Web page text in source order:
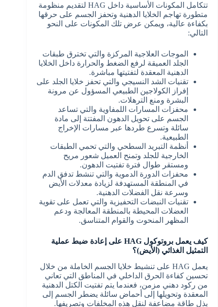
تتكامل المكونات الأساسية داخل HAG لتقديم منظومة
متطورة تهاجم الخلايا الدهنية وتحفز الجسم على حرقها
بكفاءة عالية، ويمكن عرض تلك المكونات على النحو
التالي:
الموجات العلاجية المركزة والتي تخترق طبقات
الجلد العميقة لرفع الضغط والحرارة داخل الخلايا
الدهنية المعقدة لتفتيتها مباشرة.
تقنيات الشد النسيجي والتي تحفز خلايا الجلد على
إفراز الكولاجين الطبيعي المسؤول عن مرونة
البشرة ومنع الترهلات.
محفزات المسارات اللمفاوية والتي تساعد
الجسم على تحويل الدهون المفتتة إلى مادة
سائلة وتسرع طردها عبر مسارات الإخراج
الطبيعية.
أنظمة التبريد السطحي والتي تحمي الطبقات
الخارجية للجلد وتمنح العميل شعور مريح
ومستقر طوال فترة تفتيت الدهون.
محفزات الدورة الدموية والتي تنشط تدفق الدم
في المنطقة المستهدفة لزيادة معدلات الأيض
وسرعة نقل الفضلات الدهنية.
تقنيات النبضات التحفيزية والتي تعمل على تقوية
العضلات المحيطة بالمنطقة المعالجة ودعم
المظهر المنحوت والقوام المتناسق.
كيف يعمل بروتوكول HAG على إعادة ضبط عملية
التمثيل الغذائي (الأيض)؟
يعمل HAG على تنشيط خلايا الجسم الخاملة من خلال
تحسين كفاءة الحرق الداخلي في المناطق التي تعاني
من ركود دهني مزمن، فعندما يتم تفتيت الكتل الدهنية
المعقدة وتحويلها إلى أحماض سائلة يضطر الجسم إلى
بذل طاقة مضاعفة لنقل هذه المخلفات وتصريفها.